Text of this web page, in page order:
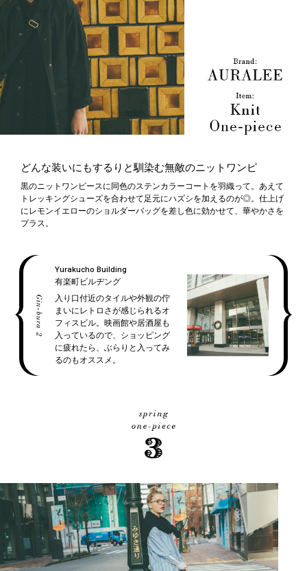
どんな装いにもするりと馴染む無敵のニットワンピ
黒のニットワンピースに同色のステンカラーコートを羽織って。あえて
トレッキングシューズを合わせて足元にハズシを加えるのが◎。仕上げ
にレモンイエローのショルダーバッグを差し色に効かせて、華やかさを
プラス。
Yurakucho Building
有楽町ビルヂング
入り口付近のタイルや外観の佇
まいにレトロさが感じられるオ
フィスビル。映画館や居酒屋も
入っているので、ショッピング
に疲れたら、ぶらりと入ってみ
るのもオススメ。